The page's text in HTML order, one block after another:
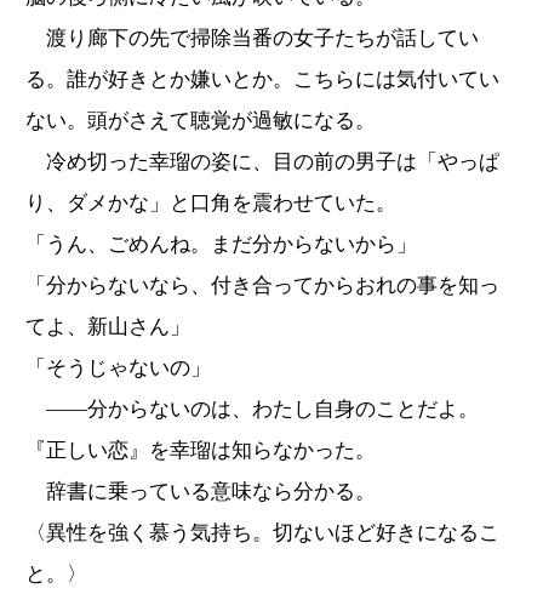
渡り廊下の先で掃除当番の女子たちが話してい
る。誰が好きとか嫌いとか。こちらには気付いてい
ない。頭がさえて聴覚が過敏になる。
冷め切った幸瑠の姿に、目の前の男子は「やっぱ
り、ダメかな」と口角を震わせていた。
「うん、ごめんね。まだ分からないから」
「分からないなら、付き合ってからおれの事を知っ
てよ、新山さん」
「そうじゃないの」
――分からないのは、わたし自身のことだよ。
『正しい恋』を幸瑠は知らなかった。
辞書に乗っている意味なら分かる。
〈異性を強く慕う気持ち。切ないほど好きになるこ
と。〉